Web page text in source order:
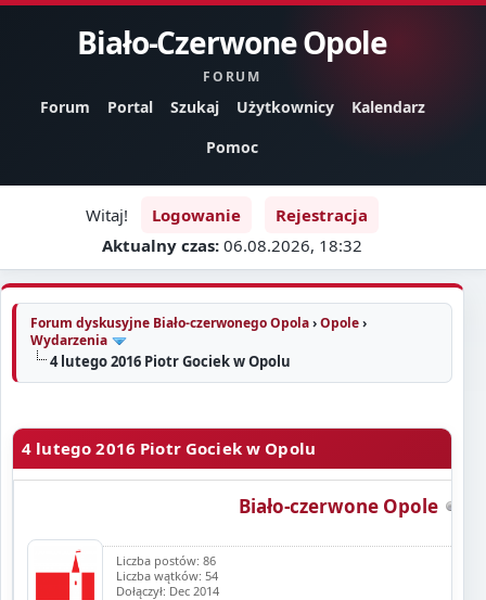
Biało-Czerwone Opole
FORUM
Forum Portal Szukaj Użytkownicy
Kalendarz
Pomoc
Witaj! Logowanie
Rejestracja
Aktualny czas: 06.08.2026, 18:32
Forum dyskusyjne Biało-czerwonego Opola›Opole›
Wydarzenia
4 lutego 2016 Piotr Gociek w Opolu
4 lutego 2016 Piotr Gociek w Opolu
Biało-czerwone Opole
Liczba postów: 86
Liczba wątków: 54
Dołączył: Dec 2014